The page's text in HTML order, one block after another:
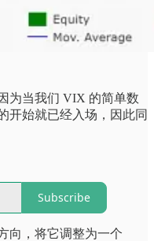
为当我们 VIX 的简单数
开始就已经入场，因此同
Subscribe
向，将它调整为一个